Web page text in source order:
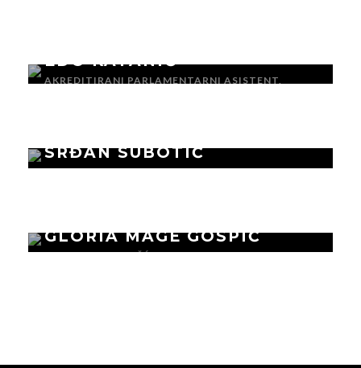
EDO KATANIĆ
AKREDITIRANI PARLAMENTARNI ASISTENT,
SRĐAN SUBOTIĆ
VODITELJ UREDA, ZAGREB
GLORIA MAGE GOSPIĆ
ODNOSI S JAVNOŠĆU